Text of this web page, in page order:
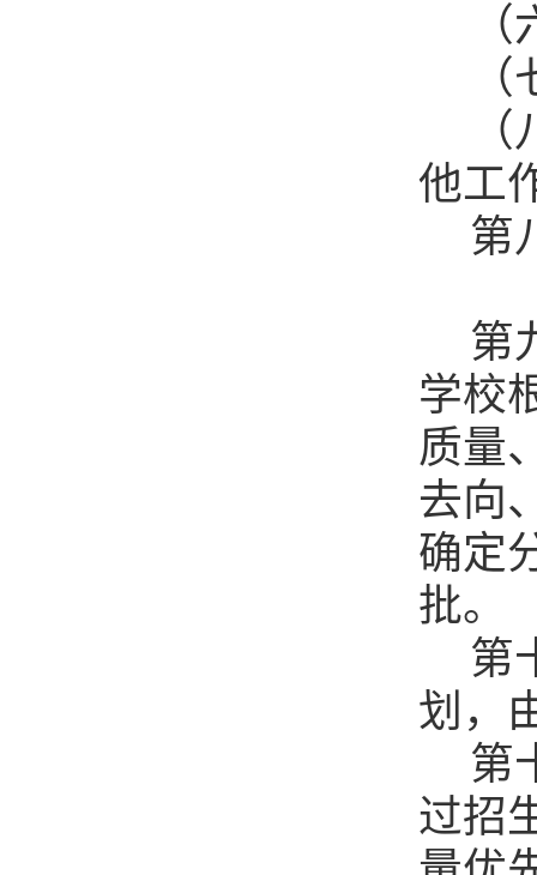
他工
第
第
学校
质量
去向
确定
批。
第
划，
第
过招